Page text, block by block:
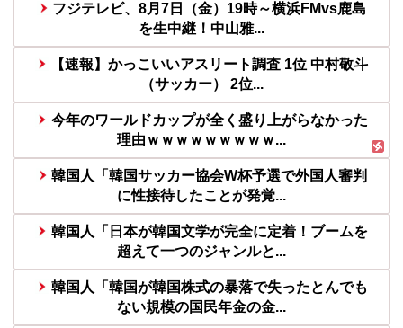
フジテレビ、8月7日（金）19時～横浜FMvs鹿島
を生中継！中山雅...
【速報】かっこいいアスリート調査 1位 中村敬斗
（サッカー） 2位...
今年のワールドカップが全く盛り上がらなかった
理由ｗｗｗｗｗｗｗｗｗ...
韓国人「韓国サッカー協会W杯予選で外国人審判
に性接待したことが発覚...
韓国人「日本が韓国文学が完全に定着！ブームを
超えて一つのジャンルと...
韓国人「韓国が韓国株式の暴落で失ったとんでも
ない規模の国民年金の金...